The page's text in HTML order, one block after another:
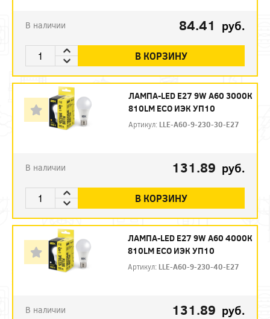
В наличии 84.41 руб.
В КОРЗИНУ
ЛАМПА-LED E27 9W A60 3000К
810LM ECO ИЭК УП10
Артикул: LLE-A60-9-230-30-E27
В наличии 131.89 руб.
В КОРЗИНУ
ЛАМПА-LED E27 9W A60 4000К
810LM ECO ИЭК УП10
Артикул: LLE-A60-9-230-40-E27
В наличии 131.89 руб.